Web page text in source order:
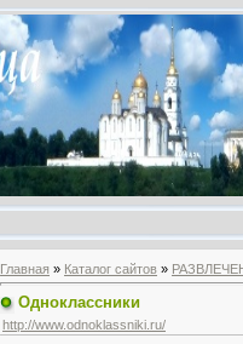
Главная » Каталог сайтов »
Одноклассники
http://www.odnoklassniki.ru/